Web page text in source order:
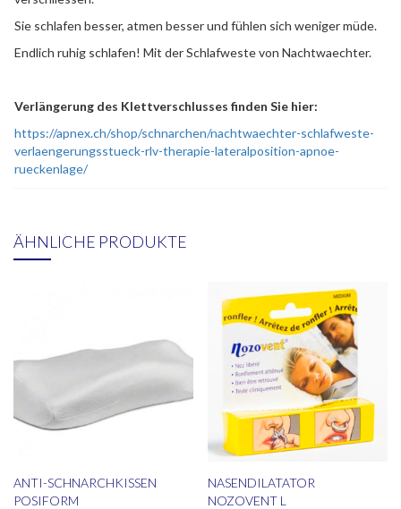
Sie schlafen besser, atmen besser und fühlen sich weniger müde.
Endlich ruhig schlafen! Mit der Schlafweste von Nachtwaechter.
Verlängerung des Klettverschlusses finden Sie hier:
https://apnex.ch/shop/schnarchen/nachtwaechter-schlafweste-
verlaengerungsstueck-rlv-therapie-lateralposition-apnoe-
rueckenlage/
ÄHNLICHE PRODUKTE
ANTI-SCHNARCHKISSEN
POSIFORM
NASENDILATATOR
NOZOVENT L